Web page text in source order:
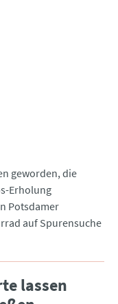
geworden, die
Erholung
Potsdamer
auf Spurensuche
lassen